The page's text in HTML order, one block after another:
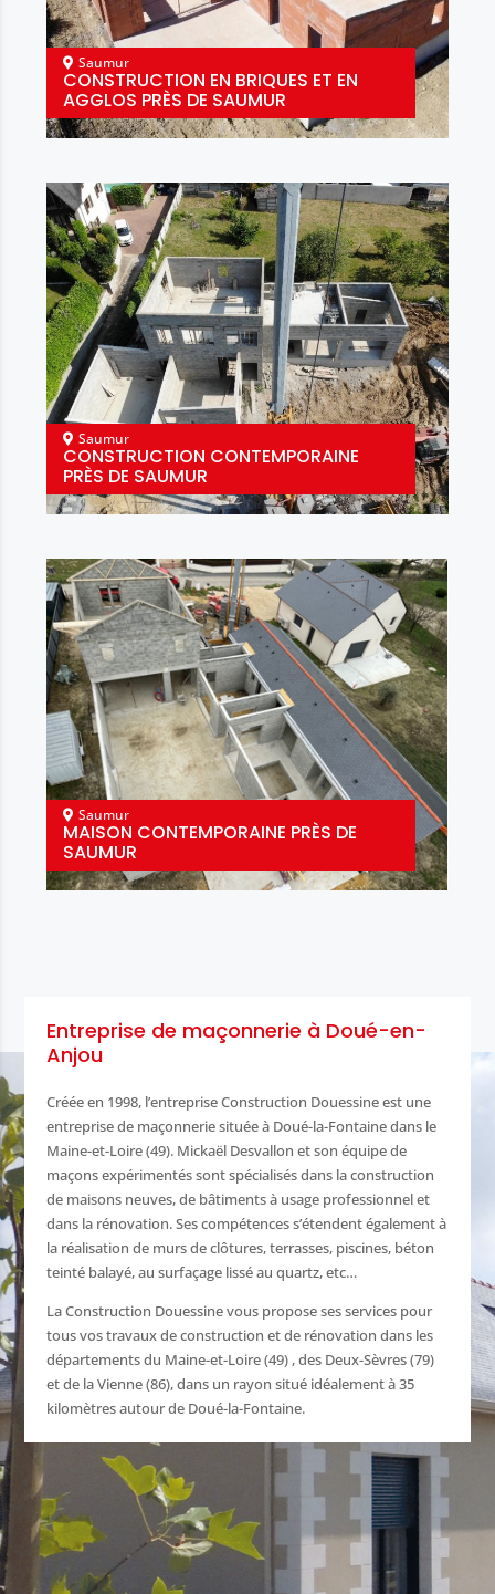
Saumur
CONSTRUCTION EN BRIQUES ET EN
AGGLOS PRÈS DE SAUMUR
Saumur
CONSTRUCTION CONTEMPORAINE
PRÈS DE SAUMUR
Saumur
MAISON CONTEMPORAINE PRÈS DE
SAUMUR
Entreprise de maçonnerie à Doué-en-
Anjou
Créée en 1998, l’entreprise Construction Douessine est une
entreprise de maçonnerie située à Doué-la-Fontaine dans le
Maine-et-Loire (49). Mickaël Desvallon et son équipe de
maçons expérimentés sont spécialisés dans la construction
de maisons neuves, de bâtiments à usage professionnel et
dans la rénovation. Ses compétences s’étendent également à
la réalisation de murs de clôtures, terrasses, piscines, béton
teinté balayé, au surfaçage lissé au quartz, etc…
La Construction Douessine vous propose ses services pour
tous vos travaux de construction et de rénovation dans les
départements du Maine-et-Loire (49) , des Deux-Sèvres (79)
et de la Vienne (86), dans un rayon situé idéalement à 35
kilomètres autour de Doué-la-Fontaine.